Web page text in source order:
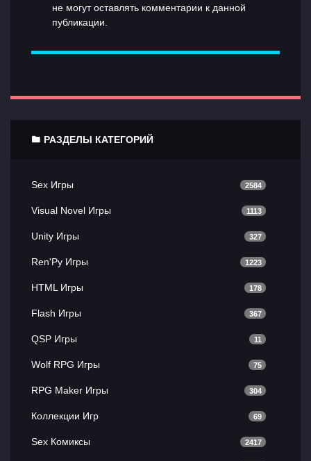
не могут оставлять комментарии к данной
публикации.
РАЗДЕЛЫ КАТЕГОРИЙ
Sex Игры 2584
Visual Novel Игры 1113
Unity Игры 327
Ren'Py Игры 1223
HTML Игры 178
Flash Игры 367
QSP Игры 11
Wolf RPG Игры 75
RPG Maker Игры 304
Коллекции Игр 69
Sex Комиксы 2417